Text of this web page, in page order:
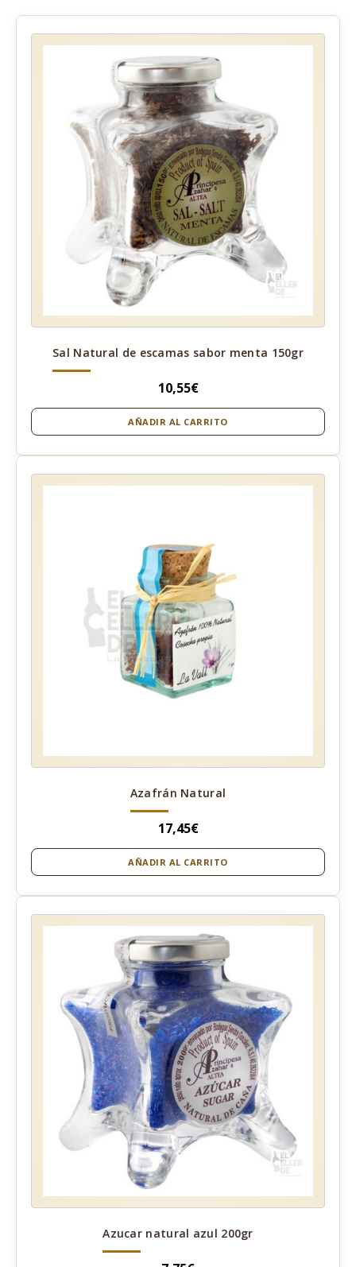
Sal Natural de escamas sabor menta 150gr
10,55€
AÑADIR AL CARRITO
Azafrán Natural
17,45€
AÑADIR AL CARRITO
Azucar natural azul 200gr